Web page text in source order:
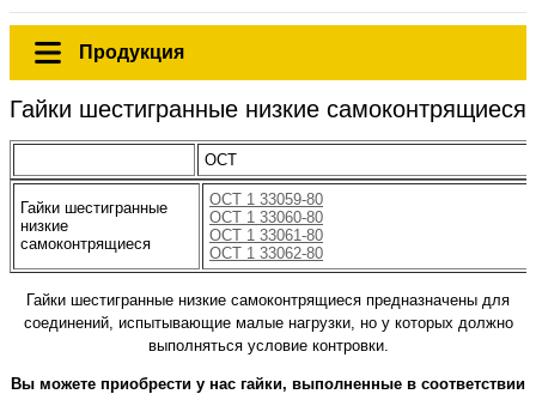
Продукция
Гайки шестигранные низкие самоконтрящиеся
ОСТ
Гайки шестигранные
низкие
самоконтрящиеся
ОСТ 1 33059-80
ОСТ 1 33060-80
ОСТ 1 33061-80
ОСТ 1 33062-80
Гайки шестигранные низкие самоконтрящиеся предназначены для
соединений, испытывающие малые нагрузки, но у которых должно
выполняться условие контровки.
Вы можете приобрести у нас гайки, выполненные в соответствии